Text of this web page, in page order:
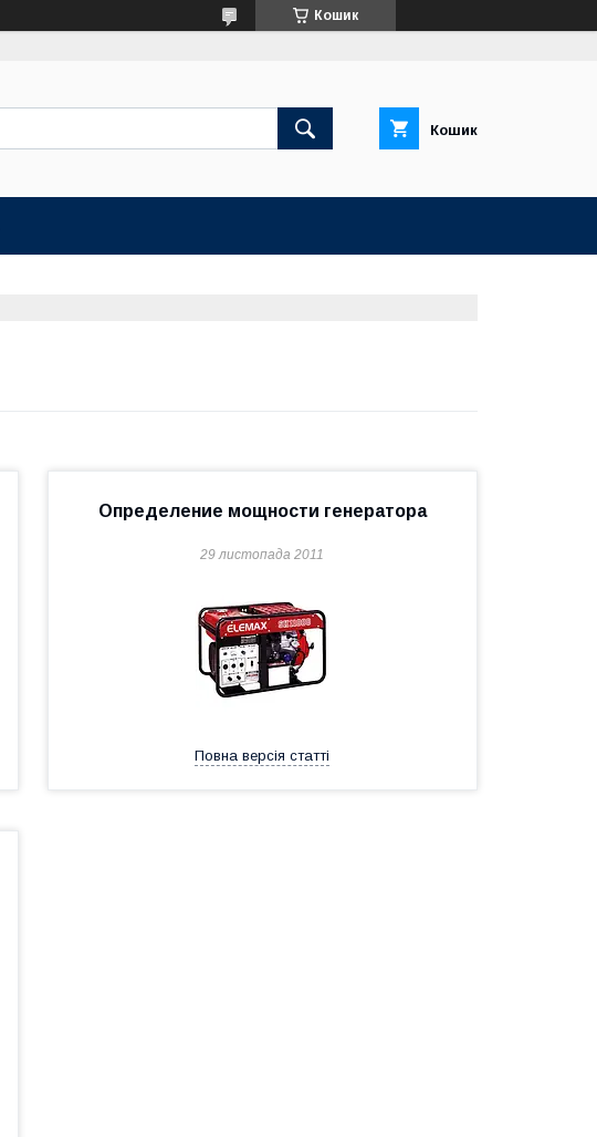
Кошик
Кошик
Определение мощности генератора
29 листопада 2011
Повна версія статті